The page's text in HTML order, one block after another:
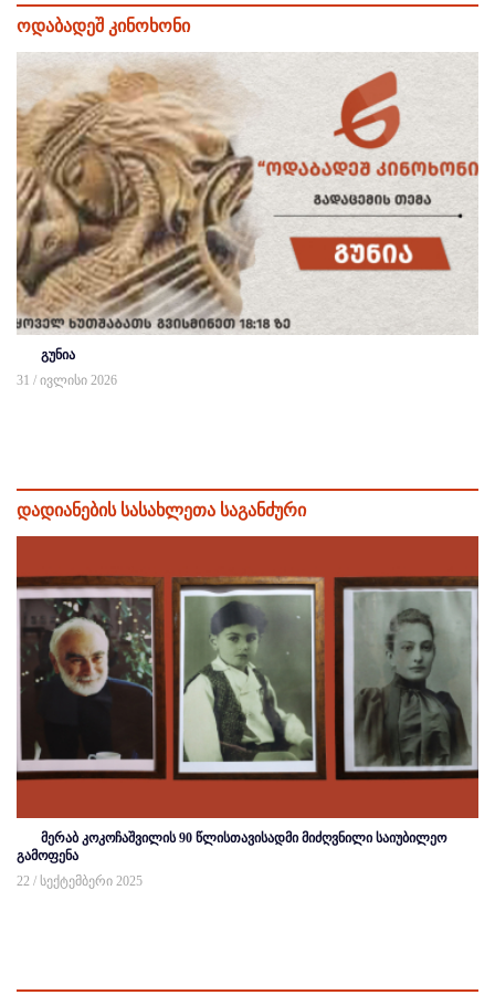
ოდაბადეშ კინოხონი
გუნია
31 / ივლისი 2026
დადიანების სასახლეთა საგანძური
მერაბ კოკოჩაშვილის 90 წლისთავისადმი მიძღვნილი საიუბილეო
გამოფენა
22 / სექტემბერი 2025